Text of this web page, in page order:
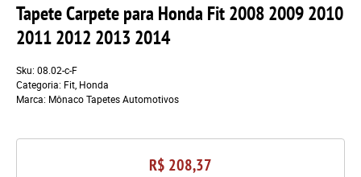
Tapete Carpete para Honda Fit 2008 2009 2010
2011 2012 2013 2014
Sku: 08.02-c-F
Categoria: Fit, Honda
Marca: Mônaco Tapetes Automotivos
R$ 208,37